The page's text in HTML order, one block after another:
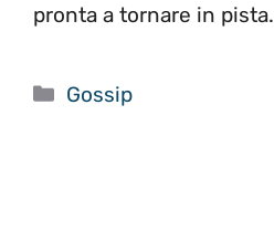
pronta a tornare in pista.
Categorie
Gossip